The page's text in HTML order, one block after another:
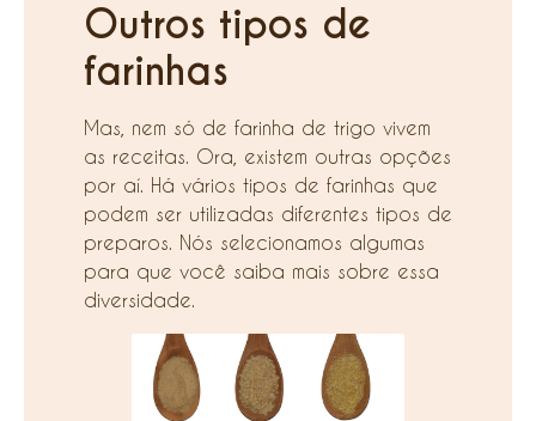
Outros tipos de
farinhas
Mas, nem só de farinha de trigo vivem
as receitas. Ora, existem outras opções
por aí. Há vários tipos de farinhas que
podem ser utilizadas diferentes tipos de
preparos. Nós selecionamos algumas
para que você saiba mais sobre essa
diversidade.